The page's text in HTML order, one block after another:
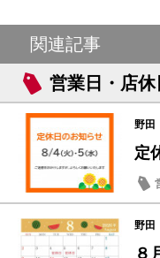
関連記事
営業日・店休
野田
定
野田
８